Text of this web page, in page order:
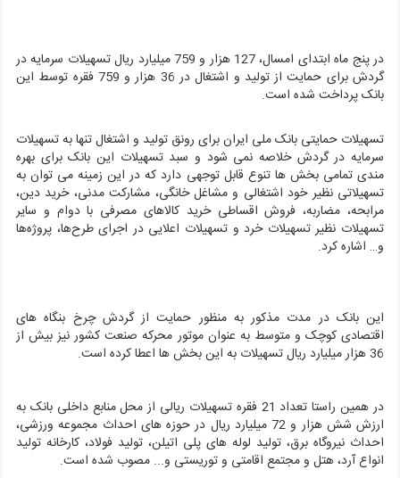
در پنج ماه ابتدای امسال، 127 هزار و 759 میلیارد ریال تسهیلات سرمایه در
گردش برای حمایت از تولید و اشتغال در 36 هزار و 759 فقره توسط این
بانک پرداخت شده است.
تسهیلات حمایتی بانک ملی ایران برای رونق تولید و اشتغال تنها به تسهیلات
سرمایه در گردش خلاصه نمی شود و سبد تسهیلات این بانک برای بهره
مندی تمامی بخش ها تنوع قابل توجهی دارد که در این زمینه می توان به
تسهیلاتی نظیر خود اشتغالی و مشاغل خانگی، مشارکت مدنی، خرید دین،
مرابحه، مضاربه، فروش اقساطی خرید کالاهای مصرفی با دوام و سایر
تسهیلات نظیر تسهیلات خرد و تسهیلات اعلایی در اجرای طرح‌ها، پروژه‌ها
و… اشاره کرد.
این بانک در مدت مذکور به منظور حمایت از گردش چرخ بنگاه های
اقتصادی کوچک و متوسط به عنوان موتور محرکه صنعت کشور نیز بیش از
36 هزار میلیارد ریال تسهیلات به این بخش ها اعطا کرده است.
در همین راستا تعداد 21 فقره تسهیلات ریالی از محل منابع داخلی بانک به
ارزش شش هزار و 72 میلیارد ریال در حوزه های احداث مجموعه ورزشی،
احداث نیروگاه برق، تولید لوله های پلی اتیلن، تولید فولاد، کارخانه تولید
انواع آرد، هتل و مجتمع اقامتی و توریستی و... مصوب شده است.